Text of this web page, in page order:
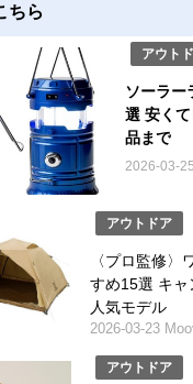
ちら
アウト
ソーラー
選 安く
品まで
2026-03-
アウトドア
〈プロ監修〉
すめ15選 キャ
人気モデル
2026-03-23
アウトドア